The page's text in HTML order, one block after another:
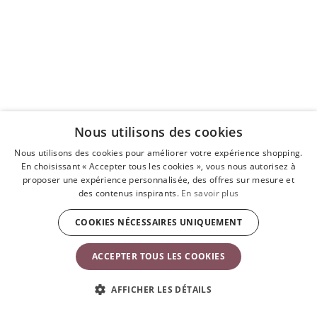
Nous utilisons des cookies
Nous utilisons des cookies pour améliorer votre expérience shopping.
En choisissant « Accepter tous les cookies », vous nous autorisez à
proposer une expérience personnalisée, des offres sur mesure et
des contenus inspirants. En savoir plus
ACCEPTER TOUS LES COOKIES
COOKIES NÉCESSAIRES UNIQUEMENT
AFFICHER LES DÉTAILS